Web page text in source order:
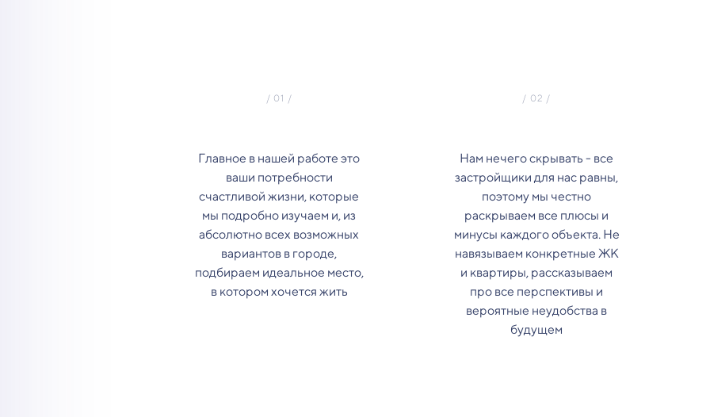
Главное в нашей работе это
ваши потребности
счастливой жизни, которые
мы подробно изучаем и, из
абсолютно всех возможных
вариантов в городе,
подбираем идеальное место,
в котором хочется жить
Нам нечего скрывать - все
застройщики для нас равны,
поэтому мы честно
раскрываем все плюсы и
минусы каждого объекта. Не
навязываем конкретные ЖК
и квартиры, рассказываем
про все перспективы и
вероятные неудобства в
будущем